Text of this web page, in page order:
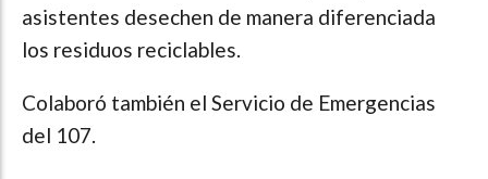
asistentes desechen de manera diferenciada
los residuos reciclables.
Colaboró también el Servicio de Emergencias
del 107.